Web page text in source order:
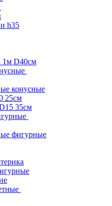
h35
D40см
конусные
25см
35см
фигурные